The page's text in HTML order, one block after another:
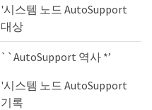
'시스템 노드 AutoSupport
대상
``AutoSupport 역사 *’
'시스템 노드 AutoSupport
기록